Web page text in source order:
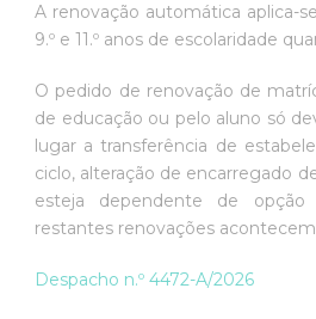
A renovação automática aplica-se
9.º e 11.º anos de escolaridade
O pedido de renovação de
de educação ou pelo aluno só
lugar a transferência de
ciclo, alteração de encarregado
esteja dependente de opção
restantes renovações
Despacho n.º 4472-A/2026